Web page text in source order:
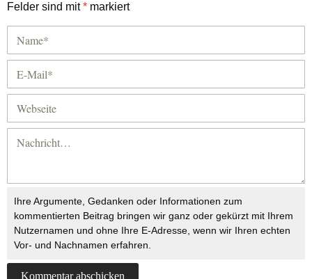
Felder sind mit* markiert
Ihre Argumente, Gedanken oder Informationen zum
kommentierten Beitrag bringen wir ganz oder gekürzt mit Ihrem
Nutzernamen und ohne Ihre E-Adresse, wenn wir Ihren echten
Vor- und Nachnamen erfahren.